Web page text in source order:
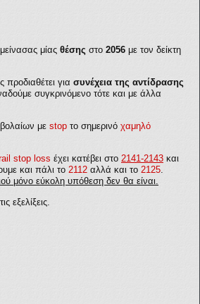
μίας θέσης στο 2056 με τον δείκτη
προδιαθέτει για συνέχεια της αντίδρασης
συγκρινόμενο τότε και με άλλα
με stop το σημερινό χαμηλό
stop loss έχει κατέβει στο 2141-2143 και
και πάλι το 2112 αλλά και το 2125.
μόνο εύκολη υπόθεση δεν θα είναι.
εξελίξεις.